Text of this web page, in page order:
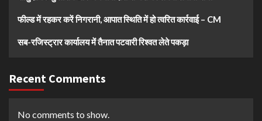
फील्ड में रहकर करें निगरानी, आपात स्थिति में हो त्वरित कार्रवाई – CM
सब-रजिस्ट्रार कार्यालय में तैनात पटवारी रिश्वत लेते पकड़ा
Recent Comments
No comments to show.